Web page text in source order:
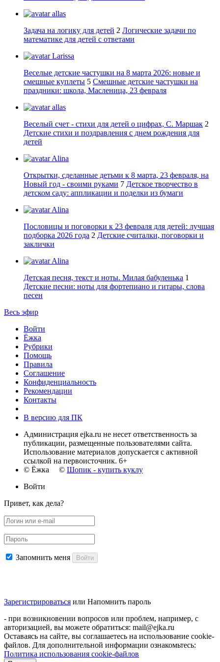
allas
Задача на логику для детей 2 Логические задачи по
математике для детей с ответами
Larissa
Веселые детские частушки на 8 марта 2026: новые и
смешные куплеты 5 Смешные детские частушки на
праздники: школа, Масленица, 23 февраля
allas
Веселый счет - стихи для детей о цифрах, С. Маршак 2
Детские стихи и поздравления с днем рождения для
детей
Alina
Открытки, сделанные детьми к 8 марта, 23 февраля, на
Новый год - своими руками 7 Детское творчество в
детском саду: аппликации и поделки из бумаги
Alina
Пословицы и поговорки к 23 февраля для детей: лучшая
подборка 2026 года 2 Детские считалки, поговорки и
заклички
Alina
Детская песня, текст и ноты. Милая бабуленька 1
Детские песни: ноты для фортепиано и гитары, слова
песен
Весь эфир
Войти
Ёжка
Рубрики
Помощь
Правила
Соглашение
Конфиденциальность
Рекомендации
Контакты
В версию для ПК
Администрация ejka.ru не несет ответственность за
публикации, размещенные пользователями сайта.
Использование материалов допускается с активной
ссылкой на первоисточник. 6+
© Ёжка © Шопик - купить куклу
Войти
Привет, как дела?
Запомнить меня Войти
Зарегистрироваться или Напомнить пароль
- при возникновении вопросов или проблем, например, с
авторизацией, вы можете обратиться: mail@ejka.ru
Оставаясь на сайте, вы соглашаетесь на использование cookie-
файлов. Для дополнительной информации ознакомьтесь:
Политика использования cookie-файлов